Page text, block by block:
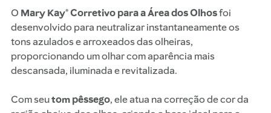
O Mary Kay® Corretivo para a Área dos Olhosfoi
desenvolvido para neutralizar instantaneamente os
tons azulados e arroxeados das olheiras,
proporcionando um olhar com aparência mais
descansada, iluminada e revitalizada.
Com seutom pêssego, ele atua na correção de cor da